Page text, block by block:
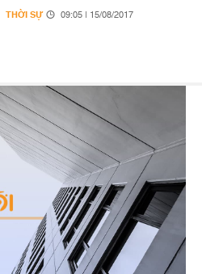
THỜI SỰ 09:05 | 15/08/2017